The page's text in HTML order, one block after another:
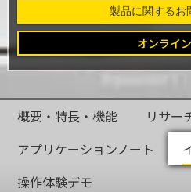
製品に関するお
オンライ
概要・特長・機能 リサー
アプリケーションノート
操作体験デモ